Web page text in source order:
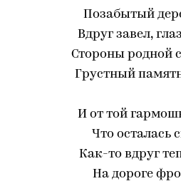
Позабытый
Вдруг завел,
Стороны родной
Грустный
И от той
Что осталась
Как-то вдруг
На дороге